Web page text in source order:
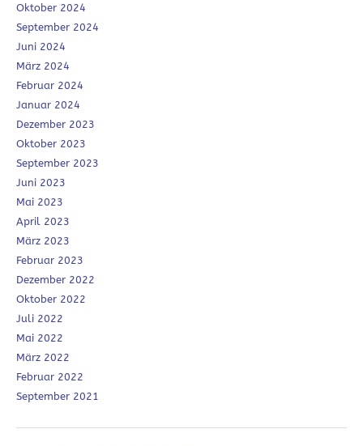
Oktober 2024
September 2024
Juni 2024
März 2024
Februar 2024
Januar 2024
Dezember 2023
Oktober 2023
September 2023
Juni 2023
Mai 2023
April 2023
März 2023
Februar 2023
Dezember 2022
Oktober 2022
Juli 2022
Mai 2022
März 2022
Februar 2022
September 2021